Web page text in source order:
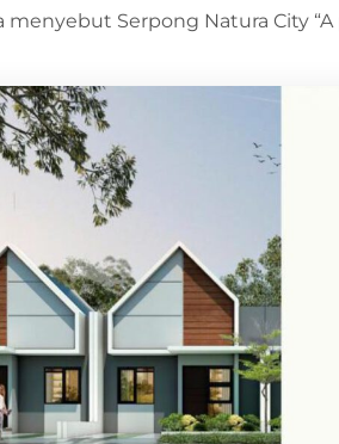
menyebut Serpong Natura City “A